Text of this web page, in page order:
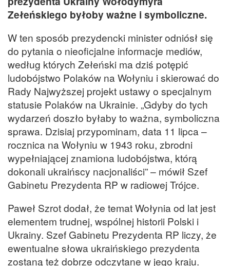
Zełeńskiego byłoby ważne i symboliczne.
W ten sposób prezydencki minister odniósł się
do pytania o nieoficjalne informacje mediów,
według których Zełeński ma dziś potępić
ludobójstwo Polaków na Wołyniu i skierować do
Rady Najwyższej projekt ustawy o specjalnym
statusie Polaków na Ukrainie. „Gdyby do tych
wydarzeń doszło byłaby to ważna, symboliczna
sprawa. Dzisiaj przypominam, data 11 lipca –
rocznica na Wołyniu w 1943 roku, zbrodni
wypełniającej znamiona ludobójstwa, którą
dokonali ukraińscy nacjonaliści” – mówił Szef
Gabinetu Prezydenta RP w radiowej Trójce.
Paweł Szrot dodał, że temat Wołynia od lat jest
elementem trudnej, wspólnej historii Polski i
Ukrainy. Szef Gabinetu Prezydenta RP liczy, że
ewentualne słowa ukraińskiego prezydenta
zostaną też dobrze odczytane w jego kraju.